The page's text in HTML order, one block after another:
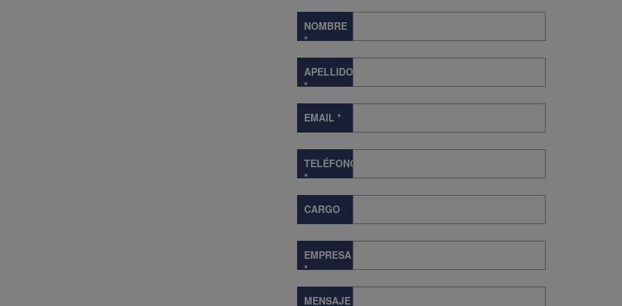
NOMBRE
*
APELLIDOS
*
EMAIL*
TELÉFONO
*
CARGO
EMPRESA
*
MENSAJE